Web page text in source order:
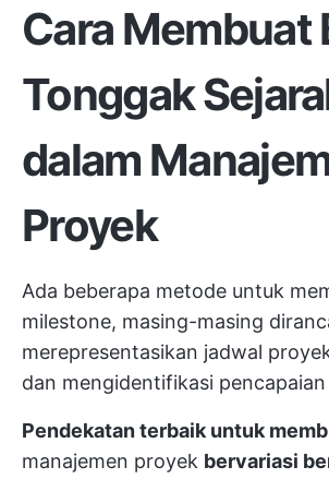
Cara Membuat
Tonggak
dalam
Proyek
Ada beberapa metode untuk
milestone, masing-masing
merepresentasikan jadwal
dan mengidentifikasi
Pendekatan terbaik untuk
manajemen proyek bervariasi